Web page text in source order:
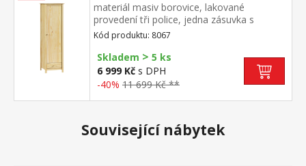
materiál masiv borovice, lakované
provedení tři police, jedna zásuvka s
kovovými pojezdy montáž dveří možná na
pravou i levou stranu
Kód produktu: 8067
Skladem > 5 ks
6 999 Kč s DPH
-40% 11 699 Kč **
Související nábytek